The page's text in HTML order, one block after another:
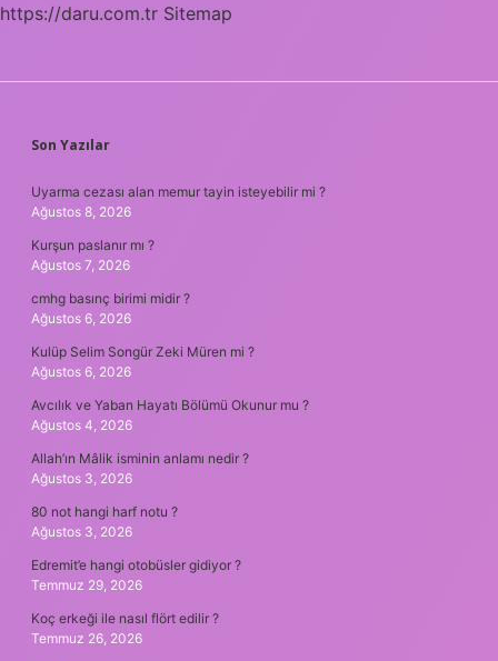
https://daru.com.tr Sitemap
SIDEBAR
Son Yazılar
Uyarma cezası alan memur tayin isteyebilir mi ?
Ağustos 8, 2026
Kurşun paslanır mı ?
Ağustos 7, 2026
cmhg basınç birimi midir ?
Ağustos 6, 2026
Kulüp Selim Songür Zeki Müren mi ?
Ağustos 6, 2026
Avcılık ve Yaban Hayatı Bölümü Okunur mu ?
Ağustos 4, 2026
Allah’ın Mâlik isminin anlamı nedir ?
Ağustos 3, 2026
80 not hangi harf notu ?
Ağustos 3, 2026
Edremit’e hangi otobüsler gidiyor ?
Temmuz 29, 2026
Koç erkeği ile nasıl flört edilir ?
Temmuz 26, 2026